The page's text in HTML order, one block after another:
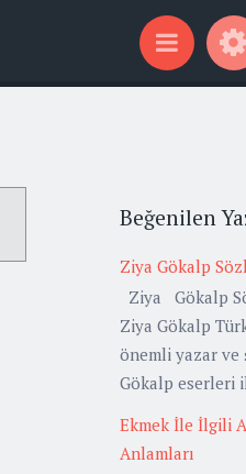
Menu
Beğenilen
Ziya Gökalp
Ziya Gökalp
Ziya Gökalp
önemli yazar ve
Gökalp eserleri
Ekmek İle İlgili
Anlamları